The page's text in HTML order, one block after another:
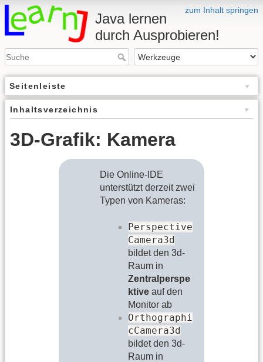
zum Inhalt springen
Java lernen
durch Ausprobieren!
Seitenleiste
Inhaltsverzeichnis
3D-Grafik: Kamera
Die Online-IDE
unterstützt derzeit zwei
Typen von Kameras:
Perspective
Camera3d
bildet den 3d-
Raum in
Zentralperspe
ktiveauf den
Monitor ab
Orthographi
cCamera3d
bildet den 3d-
Raum in